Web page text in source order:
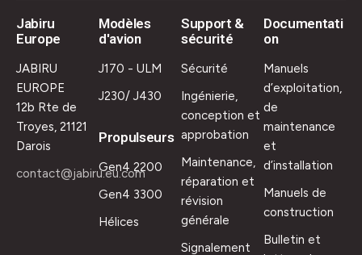
Jabiru
Europe
JABIRU
EUROPE
12b Rte de
Troyes, 21121
Darois
contact@jabiru.eu.com
Modèles
d'avion
J170 - ULM
J230/ J430
Propulseurs
Gen4 2200
Gen4 3300
Hélices
Support &
sécurité
Sécurité
Ingénierie,
conception et
approbation
Maintenance,
réparation et
révision
générale
Signalement
Documentati
on
Manuels
d’exploitation,
de
maintenance
et
d’installation
Manuels de
construction
Bulletin et